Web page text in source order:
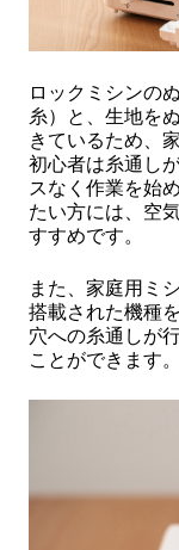
ロックミシンの
糸）と、生地を
きているため、
初心者は糸通し
スなく作業を始
たい方には、空
すすめです。
また、家庭用ミ
搭載された機種
穴への糸通しが
ことができます。